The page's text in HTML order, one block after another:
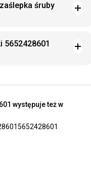
śruby
5652428601
występuje też w
5652428601